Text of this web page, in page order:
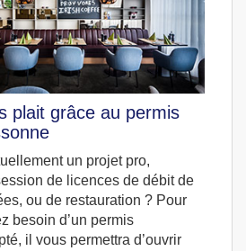
plait grâce au permis
un projet pro,
de licences de débit de
ou de restauration ? Pour
besoin d’un permis
il vous permettra d’ouvrir